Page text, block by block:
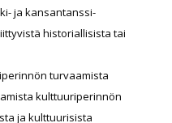
ja kansantanssi-
historiallisista tai
turvaamista
kulttuuriperinnön
ja kulttuurisista